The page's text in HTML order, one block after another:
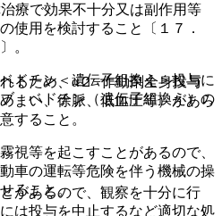
るため、α２−作動剤全身投与
まい、徐脈、低血圧等）があら
すること。
等を起こすことがあるので、
車の運転等危険を伴う機械の操
ること。
療で効果不十分又は副作用等
使用を検討すること〔１７．
。
チン＜遺伝子組換え＞投与に
ベドチン（遺伝子組換え）の
があるので、観察を十分に行
は投与を中止するなど適切な処